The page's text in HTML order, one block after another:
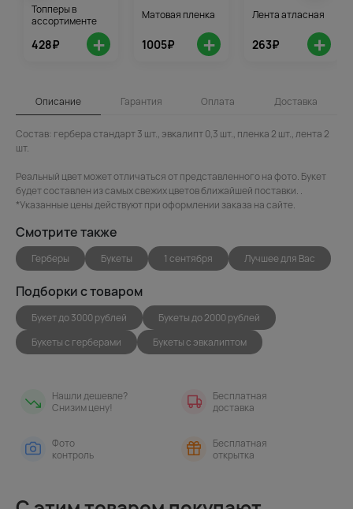
Топперы в
ассортименте
428₽ +
Матовая пленка
1005₽ +
Лента атласная
263₽ +
Описание Гарантия Оплата Доставка
Состав: гербера стандарт 3 шт., эвкалипт 0,3 шт., пленка 2 шт., лента 2
шт.
Реальный цвет может отличаться от представленного на фото. Букет
будет составлен из самых свежих цветов ближайшей поставки. .
*Указанные цены действуют при оформлении заказа на сайте.
Смотрите также
Герберы Букеты 1 сентября Лучшее для Вас
Подборки с товаром
Букет до 3000 рублей
Букеты до 2000 рублей
Букеты с герберами
Букеты с эвкалиптом
Нашли дешевле?
Снизим цену!
Бесплатная
доставка
Фото
контроль
Бесплатная
открытка